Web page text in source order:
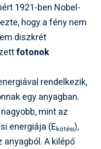
1921-ben Nobel-
hogy a fény nem
diszkrét
fotonok
rendelkezik,
egy anyagban.
mint az
energiája (Ekötési),
A kilépő